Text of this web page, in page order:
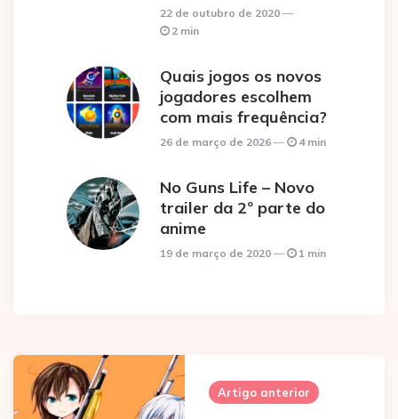
22 de outubro de 2020
2 min
Quais jogos os novos
jogadores escolhem
com mais frequência?
26 de março de 2026 4 min
No Guns Life – Novo
trailer da 2º parte do
anime
19 de março de 2020 1 min
Post
navigation
Artigo anterior